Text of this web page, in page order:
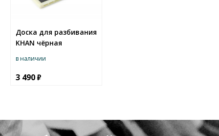
Доска для разбивания
KHAN чёрная
в наличии
3 490